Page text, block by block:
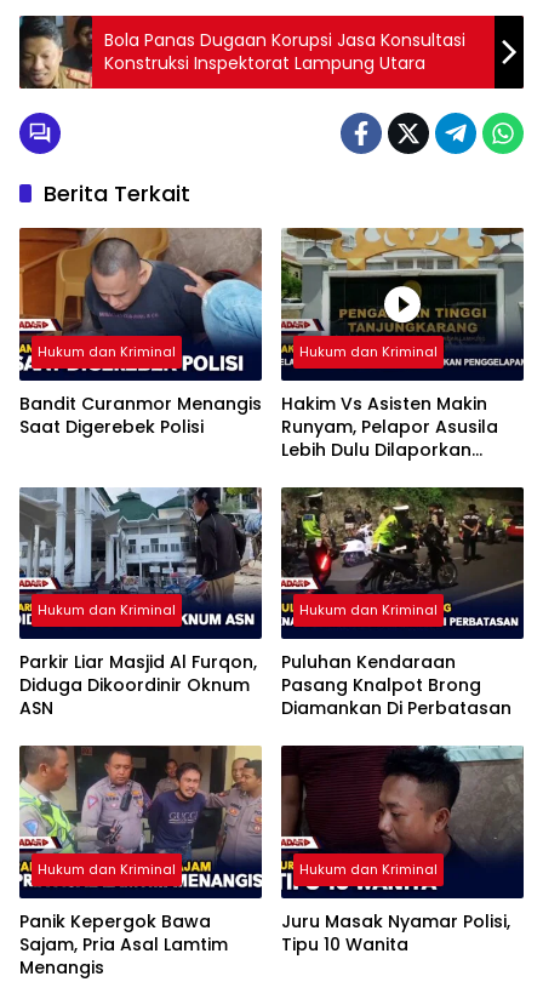
Bola Panas Dugaan Korupsi Jasa Konsultasi
Konstruksi Inspektorat Lampung Utara
Berita Terkait
Hukum dan Kriminal
Bandit Curanmor Menangis
Saat Digerebek Polisi
Hukum dan Kriminal
Hakim Vs Asisten Makin
Runyam, Pelapor Asusila
Lebih Dulu Dilaporkan
Hukum dan Kriminal
Parkir Liar Masjid Al Furqon,
Diduga Dikoordinir Oknum
ASN
Hukum dan Kriminal
Puluhan Kendaraan
Pasang Knalpot Brong
Diamankan Di Perbatasan
Hukum dan Kriminal
Panik Kepergok Bawa
Sajam, Pria Asal Lamtim
Menangis
Hukum dan Kriminal
Juru Masak Nyamar Polisi,
Tipu 10 Wanita